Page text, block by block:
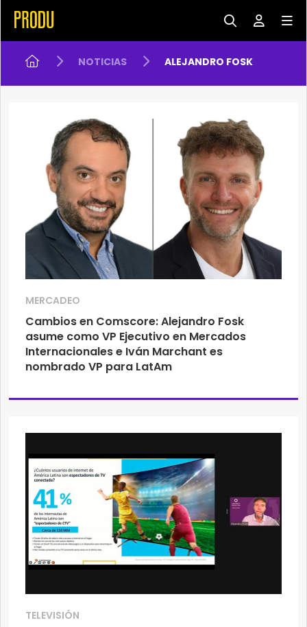
NOTICIAS ALEJANDRO FOSK
MERCADEO
Cambios en Comscore: Alejandro Fosk
asume como VP Ejecutivo en Mercados
Internacionales e Iván Marchant es
nombrado VP para LatAm
TELEVISIÓN